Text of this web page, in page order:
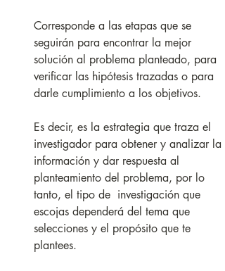
Corresponde a las etapas que se
seguirán para encontrar la mejor
solución al problema planteado, para
verificar las hipótesis trazadas o para
darle cumplimiento a los objetivos.
Es decir, es la estrategia que traza el
investigador para obtener y analizar la
información y dar respuesta al
planteamiento del problema, por lo
tanto, el tipo de  investigación que
escojas dependerá del tema que
selecciones y el propósito que te
plantees.